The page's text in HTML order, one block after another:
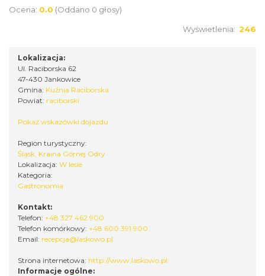
Ocena: 0.0 (Oddano 0 głosy)
Wyświetlenia: 246
Lokalizacja:
Ul. Raciborska 62
47-430 Jankowice
Gmina: Kuźnia Raciborska
Powiat: raciborski
Pokaż wskazówki dojazdu
Region turystyczny:
Śląsk, Kraina Górnej Odry
Lokalizacja: W lesie
Kategoria:
Gastronomia
Kontakt:
Telefon: +48 327 462 900
Telefon komórkowy: +48 600 391 900
Email: recepcja@laskowo.pl
Strona internetowa: http://www.laskowo.pl
Informacje ogólne: